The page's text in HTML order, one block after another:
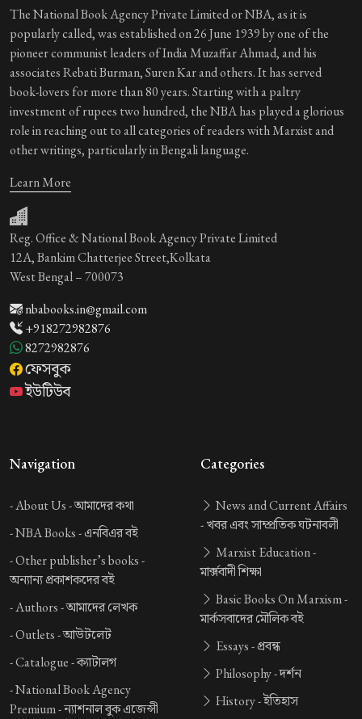
The National Book Agency Private Limited or NBA, as it is
popularly called, was established on 26 June 1939 by one of the
pioneer communist leaders of India Muzaffar Ahmad, and his
associates Rebati Burman, Suren Kar and others. It has served
book-lovers for more than 80 years. Starting with a paltry
investment of rupees two hundred, the NBA has played a glorious
role in reaching out to all categories of readers with Marxist and
other writings, particularly in Bengali language.
Learn More
Reg. Office & National Book Agency Private Limited
12A, Bankim Chatterjee Street,Kolkata
West Bengal – 700073
nbabooks.in@gmail.com
+918272982876
8272982876
ফেসবুক
ইউটিউব
Navigation
-About Us -আমাদের কথা
-NBA Books -এনবিএর বই
-Other publisher’s books -
অন্যান্য প্রকাশকদের বই
-Authors -আমাদের লেখক
-Outlets -আউটলেট
-Catalogue -ক্যাটালগ
-National Book Agency
Premium -ন্যাশনাল বুক এজেন্সী
Categories
News and Current Affairs
-খবর এবং সাম্প্রতিক ঘটনাবলী
Marxist Education -
মার্ক্সবাদী শিক্ষা
Basic Books On Marxism -
মার্কসবাদের মৌলিক বই
Essays -প্রবন্ধ
Philosophy -দর্শন
History -ইতিহাস